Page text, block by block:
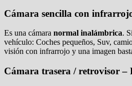
Cámara sencilla con
Es una cámara normal inalámbrica.
vehículo: Coches pequeños, Suv,
visión con infrarrojo y una imagen
Cámara trasera / retrovisor –